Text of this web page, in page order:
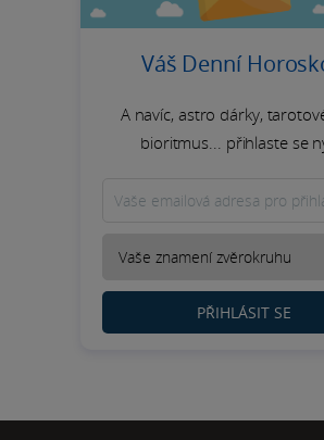
Váš Denní
A navíc, astro dárky,
bioritmus... přihlaste se
PŘIHLÁSIT SE